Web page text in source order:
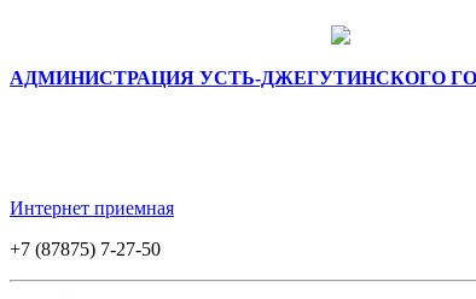
АДМИНИСТРАЦИЯ УСТЬ-ДЖЕГУТИНСКОГО
Интернет приемная
+7 (87875) 7-27-50